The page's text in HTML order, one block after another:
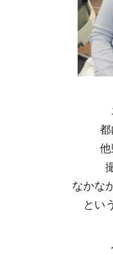
都
他
なかな
とい